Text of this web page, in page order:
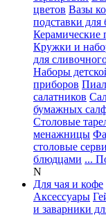
цветов Вазы
подставки для
Керамические
Кружки и
для
Наборы
приборов
салатников
бумажных
Столовые
менажницы
столовые
блюдцами ...
N
Для чая и кофе
Аксессуары
и заварники